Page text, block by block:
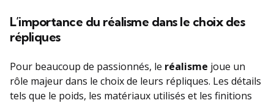
L’importance du réalisme dans le choix des
répliques
Pour beaucoup de passionnés, le réalisme joue un
rôle majeur dans le choix de leurs répliques. Les détails
tels que le poids, les matériaux utilisés et les finitions